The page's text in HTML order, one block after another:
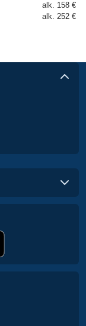
alk. 158 €
alk. 252 €